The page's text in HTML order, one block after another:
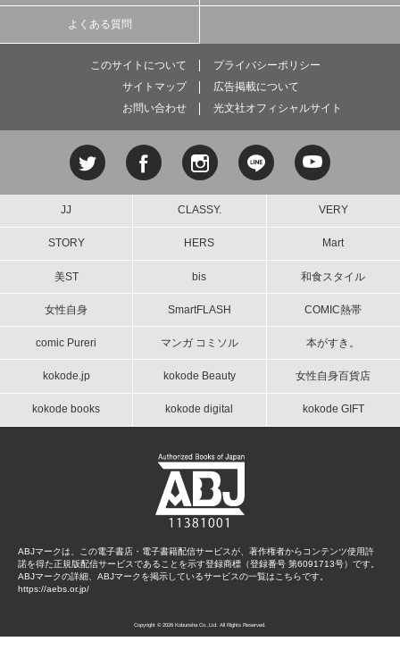
よくある質問
このサイトについて
プライバシーポリシー
サイトマップ
広告掲載について
お問い合わせ
光文社オフィシャルサイト
JJ CLASSY. VERY
STORY HERS Mart
美ST bis 和食スタイル
女性自身 SmartFLASH COMIC熱帯
comic Pureri マンガ コミソル 本がすき。
kokode.jp kokode Beauty 女性自身百貨店
kokode books kokode digital kokode GIFT
ABJマークは、この電子書店・電子書籍配信サービスが、著作権者からコンテンツ使用許
諾を得た正規版配信サービスであることを示す登録商標（登録番号 第6091713号）です。
ABJマークの詳細、ABJマークを掲示しているサービスの一覧はこちらです。
https://aebs.or.jp/
Copyright © 2026 Kobunsha Co.,Ltd. All Rights Reserved.